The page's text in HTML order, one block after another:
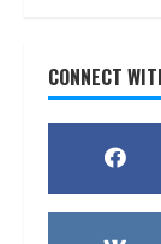
CONNECT